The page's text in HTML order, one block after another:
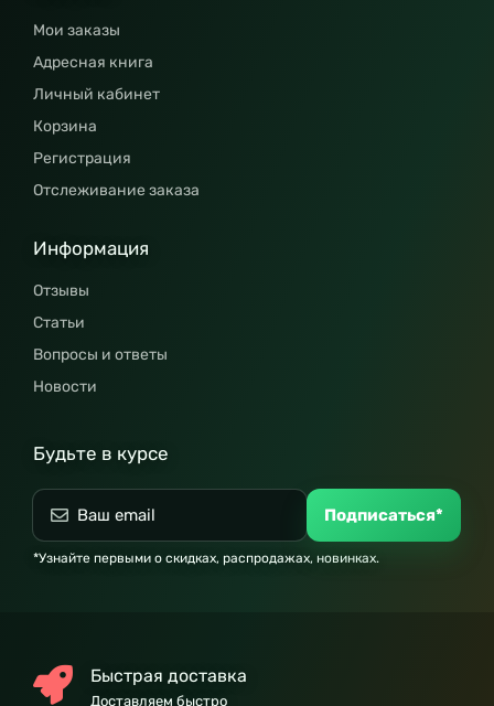
Мои заказы
Адресная книга
Личный кабинет
Корзина
Регистрация
Отслеживание заказа
Информация
Отзывы
Статьи
Вопросы и ответы
Новости
Будьте в курсе
Подписаться*
*Узнайте первыми о скидках, распродажах, новинках.
Быстрая доставка
Доставляем быстро